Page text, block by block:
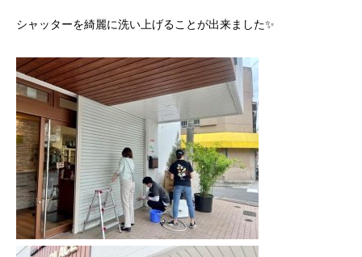
シャッターを綺麗に洗い上げることが出来ました✨